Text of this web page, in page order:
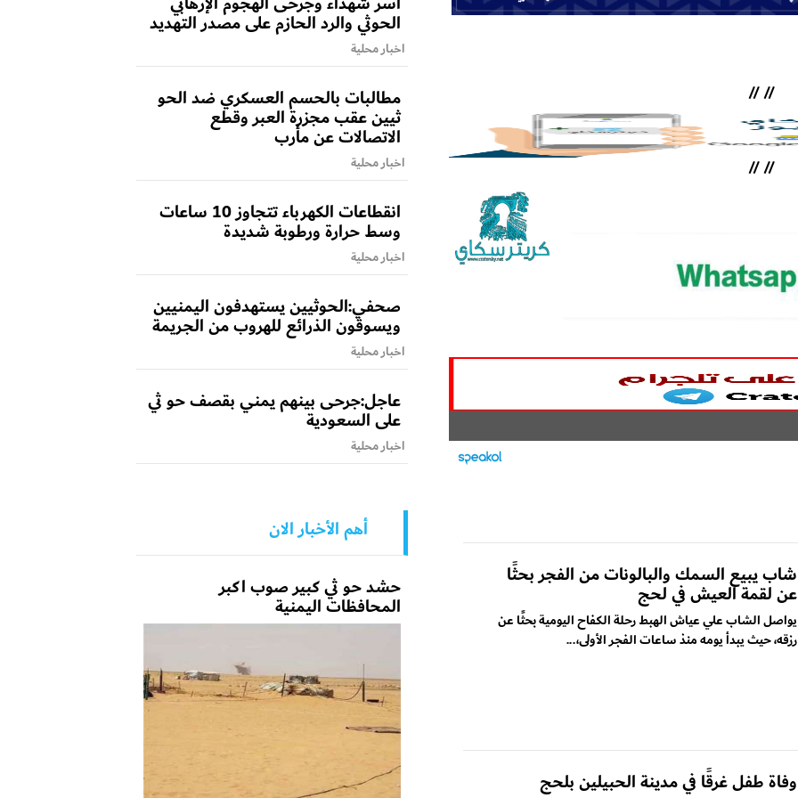
//
//
//
//
شاب يبيع السمك والبالونات من الفجر بحثًا
عن لقمة العيش في لحج
يواصل الشاب علي عياش الهبط رحلة الكفاح اليومية بحثًا عن
رزقه، حيث يبدأ يومه منذ ساعات الفجر الأولى،...
وفاة طفل غرقًا في مدينة الحبيلين بلحج
الحوثي والرد الحازم على مصدر التهديد
اخبار محلية
مطالبات بالحسم العسكري ضد الحو
ثيين عقب مجزرة العبر وقطع
الاتصالات عن مأرب
اخبار محلية
انقطاعات الكهرباء تتجاوز 10 ساعات
وسط حرارة ورطوبة شديدة
اخبار محلية
صحفي:الحوثيين يستهدفون اليمنيين
ويسوقون الذرائع للهروب من الجريمة
اخبار محلية
عاجل:جرحى بينهم يمني بقصف حو ثي
على السعودية
اخبار محلية
أهم الأخبار الان
حشد حو ثي كبير صوب اكبر
المحافظات اليمنية